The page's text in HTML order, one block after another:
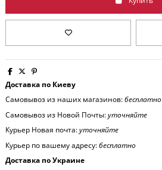
Доставка по Киеву
Самовывоз из наших магазинов:бесплатно
Самовывоз из Новой Почты:уточняйте
Курьер Новая почта:уточняйте
Курьер по вашему адресу:бесплатно
Доставка по Украине